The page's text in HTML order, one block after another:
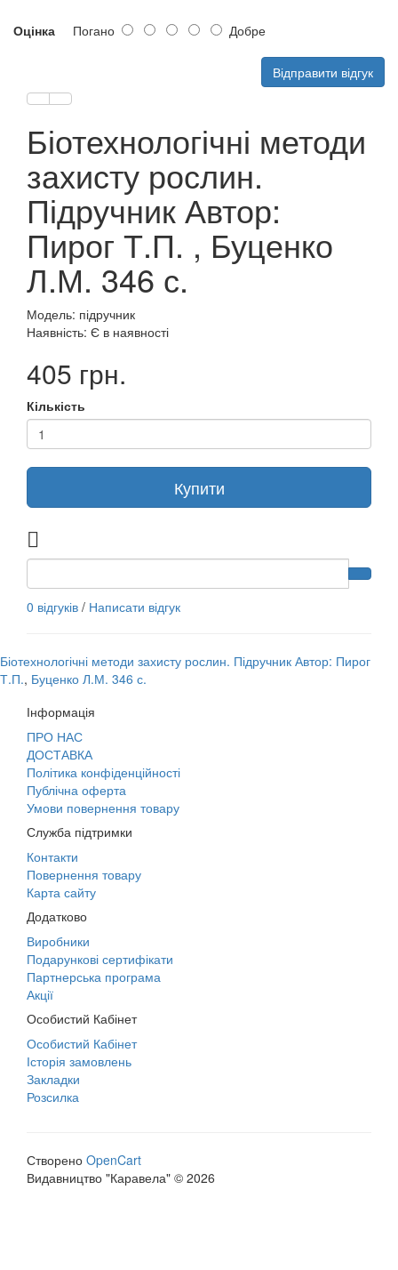
Оцінка Погано Добре
Відправити відгук
Біотехнологічні методи
захисту рослин.
Підручник Автор:
Пирог Т.П. , Буценко
Л.М. 346 с.
Модель: підручник
Наявність: Є в наявності
405 грн.
Кількість
Купити
0 відгуків / Написати відгук
Біотехнологічні методи захисту рослин. Підручник Автор: Пирог
Т.П., Буценко Л.М. 346 с.
Інформація
ПРО НАС
ДОСТАВКА
Політика конфіденційності
Публічна оферта
Умови повернення товару
Служба підтримки
Контакти
Повернення товару
Карта сайту
Додатково
Виробники
Подарункові сертифікати
Партнерська програма
Акції
Особистий Кабінет
Особистий Кабінет
Історія замовлень
Закладки
Розсилка
Створено OpenCart
Видавництво "Каравела" © 2026